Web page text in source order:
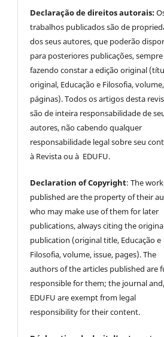
Declaração de direitos autorais:
trabalhos publicados são de
dos seus autores, que poderão
para posteriores publicações, sempre
fazendo constar a edição original
original, Educação e Filosofia,
páginas). Todos os artigos desta
são de inteira responsabilidade de
autores, não cabendo qualquer
responsabilidade legal sobre seu
à Revista ou à EDUFU.
Declaration of Copyright: The
published are the property of their
who may make use of them for later
publications, always citing the
publication (original title, Educação e
Filosofia, volume, issue, pages). The
authors of the articles published are
responsible for them; the journal
EDUFU are exempt from legal
responsibility for their content.